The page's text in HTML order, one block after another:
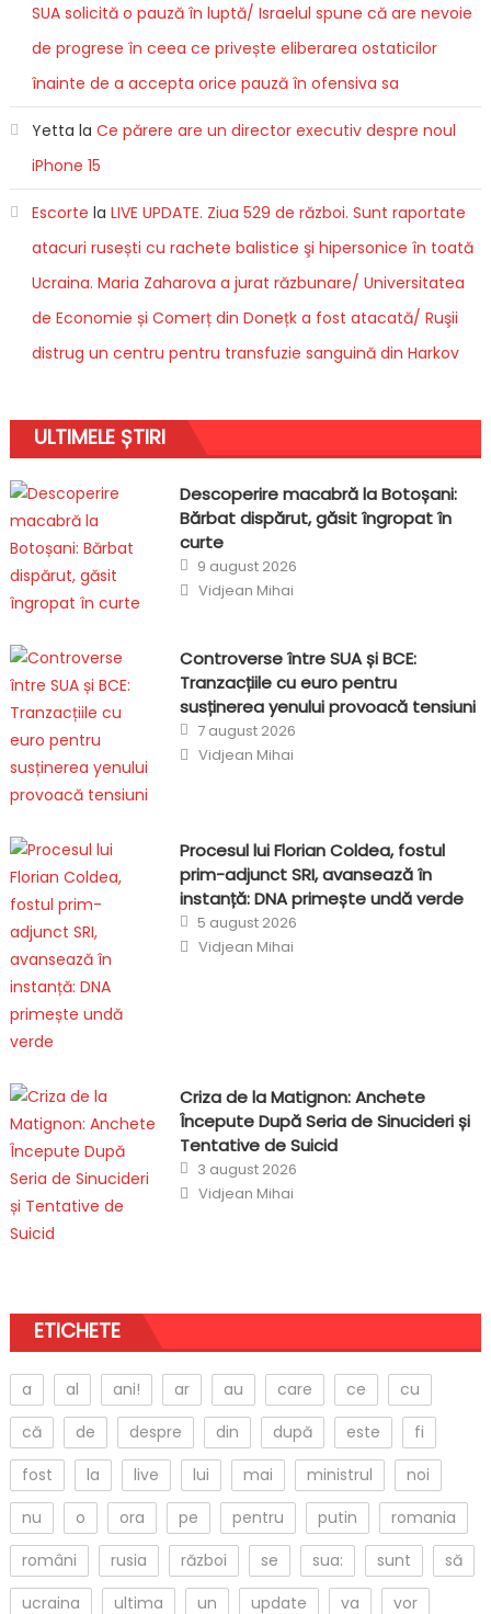
SUA solicită o pauză în luptă/ Israelul spune că are nevoie
de progrese în ceea ce privește eliberarea ostaticilor
înainte de a accepta orice pauză în ofensiva sa
Yetta la Ce părere are un director executiv despre noul
iPhone 15
Escorte la LIVE UPDATE. Ziua 529 de război. Sunt raportate
atacuri rusești cu rachete balistice şi hipersonice în toată
Ucraina. Maria Zaharova a jurat răzbunare/ Universitatea
de Economie și Comerț din Donețk a fost atacată/ Ruşii
distrug un centru pentru transfuzie sanguină din Harkov
ULTIMELE ȘTIRI
Descoperire macabră la Botoșani:
Bărbat dispărut, găsit îngropat în
curte
Posted
on
9 august 2026
Author
Vidjean Mihai
Controverse între SUA și BCE:
Tranzacțiile cu euro pentru
susținerea yenului provoacă tensiuni
Posted
on
7 august 2026
Author
Vidjean Mihai
Procesul lui Florian Coldea, fostul
prim-adjunct SRI, avansează în
instanță: DNA primește undă verde
Posted
on
5 august 2026
Author
Vidjean Mihai
Criza de la Matignon: Anchete
Începute După Seria de Sinucideri și
Tentative de Suicid
Posted
on
3 august 2026
Author
Vidjean Mihai
ETICHETE
a al ani! ar au care ce
cu
că
de despre din după este
fi
fost
la live lui mai ministrul
noi
nu
o ora pe pentru putin
romania
români
rusia război se sua: sunt
să
ucraina
ultima un update va
vor